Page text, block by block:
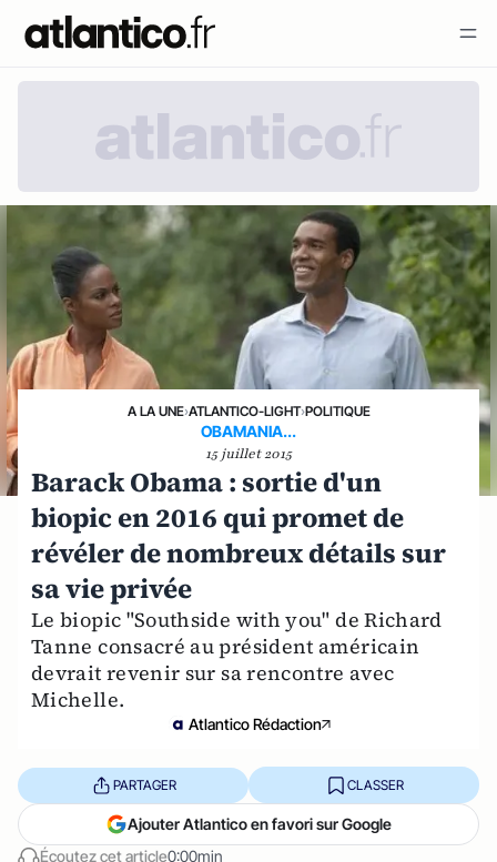
A LA UNE›ATLANTICO-LIGHT›POLITIQUE
OBAMANIA...
15 juillet 2015
Barack Obama : sortie d'un
biopic en 2016 qui promet de
révéler de nombreux détails sur
sa vie privée
Le biopic "Southside with you" de Richard
Tanne consacré au président américain
devrait revenir sur sa rencontre avec
Michelle.
Atlantico Rédaction
Écoutez cet article0:00min
PARTAGER CLASSER
Ajouter Atlantico en favori sur Google